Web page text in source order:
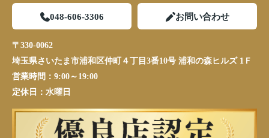
048-606-3306 お問い合わせ
〒330-0062
埼玉県さいたま市浦和区仲町４丁目3番10号 浦和の森ヒルズ 1Ｆ
営業時間： 9:00～19:00
定休日： 水曜日